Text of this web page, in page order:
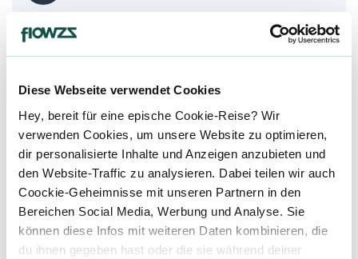
Diese Webseite verwendet Cookies
Hey, bereit für eine epische Cookie-Reise? Wir
verwenden Cookies, um unsere Website zu optimieren,
dir personalisierte Inhalte und Anzeigen anzubieten und
den Website-Traffic zu analysieren. Dabei teilen wir auch
Coockie-Geheimnisse mit unseren Partnern in den
Bereichen Social Media, Werbung und Analyse. Sie
können diese Infos mit weiteren Daten kombinieren, die
du ihnen gegeben hast oder die sie während deiner
Kr Krämpfe
alle einblenden
Produktbewertungen zuKoko Cookies
4,7 (13)
mehr laden